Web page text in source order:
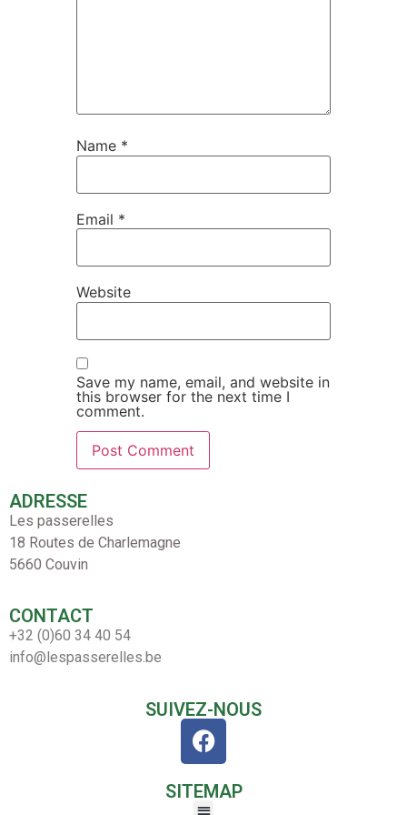
Name *
Email *
Website
Save my name, email, and website in
this browser for the next time I
comment.
ADRESSE
Les passerelles
18 Routes de Charlemagne
5660 Couvin
CONTACT
+32 (0)60 34 40 54
info@lespasserelles.be
SUIVEZ-NOUS
SITEMAP